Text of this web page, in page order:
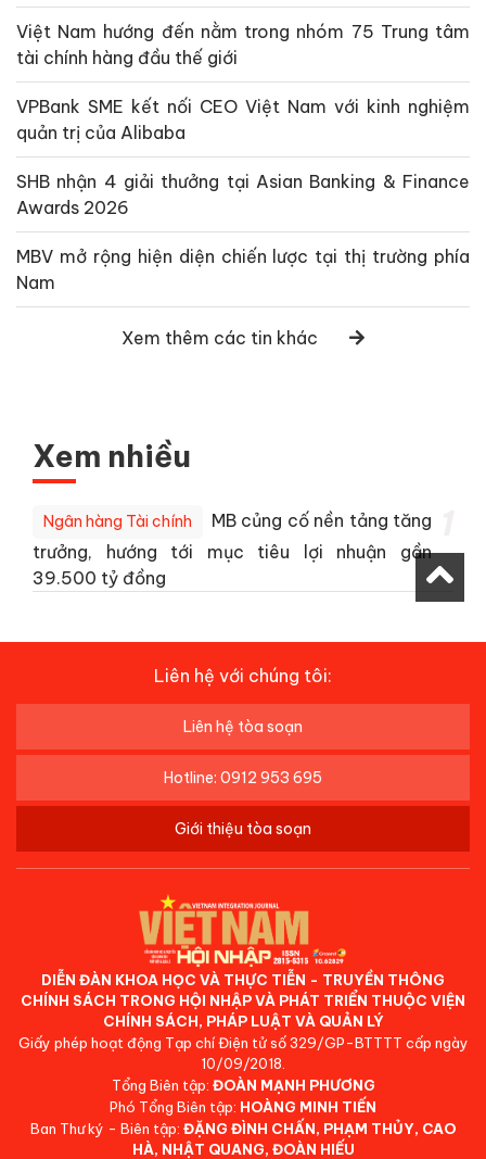
Việt Nam hướng đến nằm trong nhóm 75 Trung tâm
tài chính hàng đầu thế giới
VPBank SME kết nối CEO Việt Nam với kinh nghiệm
quản trị của Alibaba
SHB nhận 4 giải thưởng tại Asian Banking & Finance
Awards 2026
MBV mở rộng hiện diện chiến lược tại thị trường phía
Nam
Xem thêm các tin khác
Xem nhiều
Ngân hàng Tài chính
MB củng cố nền tảng tăng
trưởng, hướng tới mục tiêu lợi nhuận gần
39.500 tỷ đồng
Liên hệ với chúng tôi:
Liên hệ tòa soạn
Hotline: 0912 953 695
Giới thiệu tòa soạn
DIỄN ĐÀN KHOA HỌC VÀ THỰC TIỄN - TRUYỀN THÔNG
CHÍNH SÁCH TRONG HỘI NHẬP VÀ PHÁT TRIỂN THUỘC VIỆN
CHÍNH SÁCH, PHÁP LUẬT VÀ QUẢN LÝ
Giấy phép hoạt động Tạp chí Điện tử số 329/GP-BTTTT cấp ngày
10/09/2018.
Tổng Biên tập: ĐOÀN MẠNH PHƯƠNG
Phó Tổng Biên tập: HOÀNG MINH TIẾN
Ban Thư ký - Biên tập: ĐẶNG ĐÌNH CHẤN, PHẠM THỦY, CAO
HÀ, NHẬT QUANG, ĐOÀN HIẾU